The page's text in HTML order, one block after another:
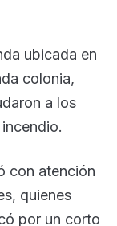
ubicada en
colonia,
a los
con atención
quienes
por un corto